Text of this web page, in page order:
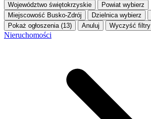
Województwo świętokrzyskie Powiat wybierz
Miejscowość Busko-Zdrój Dzielnica wybierz
Pokaż ogłoszenia (13)
Anuluj Wyczyść filtry
Nieruchomości